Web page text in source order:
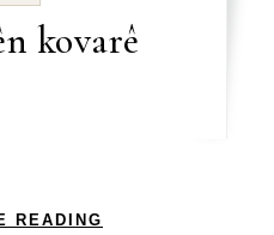
kovarê
READING